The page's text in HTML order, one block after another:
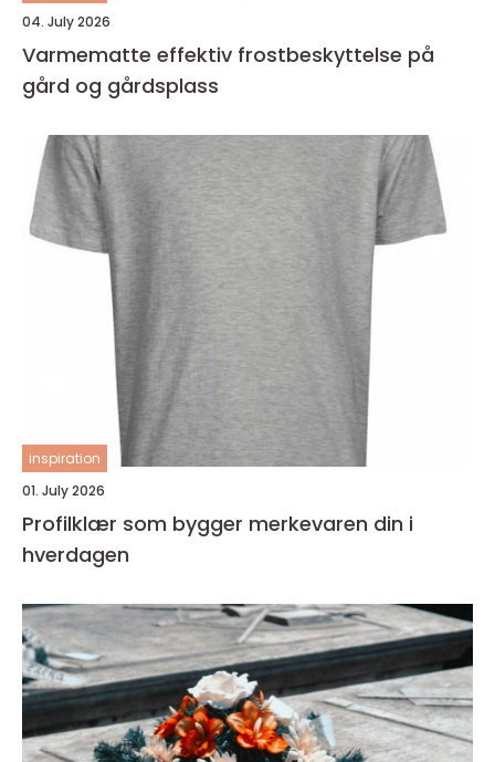
04. July 2026
Varmematte effektiv frostbeskyttelse på
gård og gårdsplass
inspiration
01. July 2026
Profilklær som bygger merkevaren din i
hverdagen